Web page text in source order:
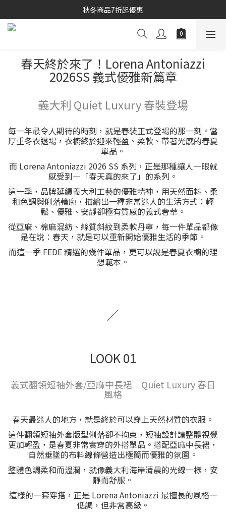
秋冬商品7折起優惠
秋冬商品7折起優惠
線上購物專區 精選 5 折
春天終於來了！Lorena Antoniazzi
2026SS 義式優雅新篇章
義大利 Quiet Luxury 春裝登場
每一年最令人期待的時刻，就是春裝正式登場的那一刻。當
厚重冬衣退場，衣櫥終於迎來輕盈、柔軟、帶著光感的春夏
單品。
而 Lorena Antoniazzi 2026 SS 系列，正是那種讓人一眼就
感受到—「春天真的來了」的系列。
這一季，品牌延續義大利工藝的優雅精神，用天然面料、柔
和色調與俐落輪廓，描繪出一種非常迷人的生活方式：輕
鬆、優雅、安靜卻極有質感的義式奢華。
從亞麻、棉麻混紡、絲質斜紋到柔軟丹寧，每一件單品都像
是在說：春天，就是可以重新開始優雅生活的季節。
而這一季 FEDE 精選的幾件單品，更可以說是春夏衣櫥的理
想範本。
／
LOOK 01
義式翻領短袖外套/亞麻中長裙｜Quiet Luxury 春日
風格
春天最迷人的地方，就是終於可以穿上天然材質的衣服。
這件翻領短袖外套版型俐落卻不拘束，短袖設計讓整體視覺
更加輕盈，是春夏非常實穿的外搭單品。搭配亞麻中長裙，
自然垂墜的布料線條營造出極簡而優雅的氛圍。
整體色調柔和而溫潤，就像義大利海岸清晨的光線一樣，安
靜而舒服。
這樣的一套穿搭，正是 Lorena Antoniazzi 最擅長的風格—
低調，但非常高級。